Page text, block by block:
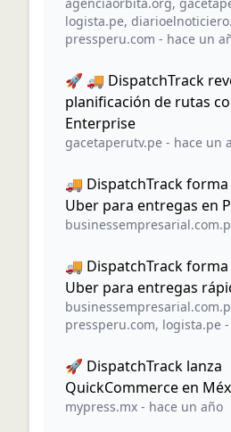
logista.pe,
pressperu.com - hace un
🚀 🚚 DispatchTrack
planificación de rutas
Enterprise
gacetaperutv.pe - hace un
🚚 DispatchTrack forma
Uber para entregas en
🚚 DispatchTrack forma
Uber para entregas
pressperu.com, logista.pe -
🚀 DispatchTrack lanza
QuickCommerce en
mypress.mx - hace un año